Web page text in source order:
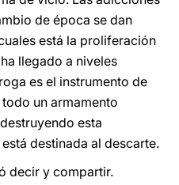
de época se dan
está la proliferación
llegado a niveles
es el instrumento de
un armamento
esta
destinada al descarte.
decir y compartir.